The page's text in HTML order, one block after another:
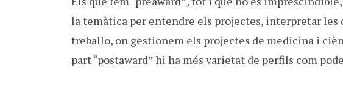
la temàtica per entendre els projectes, interpretar les
treballo, on gestionem els projectes de medicina i
part “postaward” hi ha més varietat de perfils com